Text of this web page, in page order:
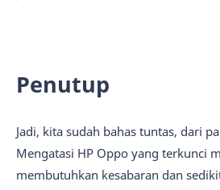
Penutup
Jadi, kita sudah bahas tuntas, dari
Mengatasi HP Oppo yang terkunci
membutuhkan kesabaran dan